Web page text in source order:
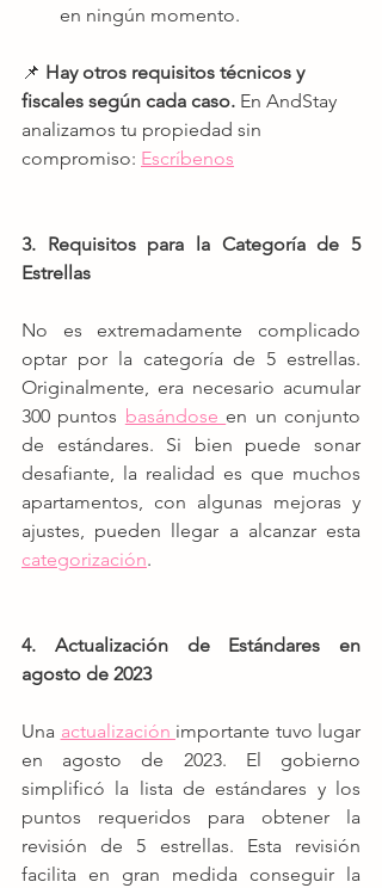
en ningún momento.
📌 Hay otros requisitos técnicos y
fiscales según cada caso. En AndStay
analizamos tu propiedad sin
compromiso: Escríbenos
3. Requisitos para la Categoría de 5
Estrellas
No es extremadamente complicado
optar por la categoría de 5 estrellas.
Originalmente, era necesario acumular
300 puntos basándose en un conjunto
de estándares. Si bien puede sonar
desafiante, la realidad es que muchos
apartamentos, con algunas mejoras y
categorización.
4. Actualización de Estándares en
agosto de 2023
Una actualización importante tuvo lugar
en agosto de 2023. El gobierno
simplificó la lista de estándares y los
puntos requeridos para obtener la
revisión de 5 estrellas. Esta revisión
facilita en gran medida conseguir la